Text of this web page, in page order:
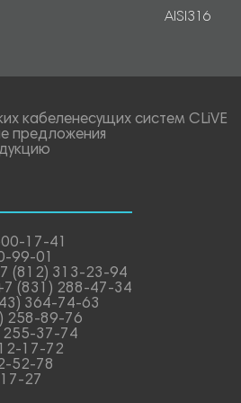
AISI316
кабеленесущих систем CLiVE
предложения
17-41
99-01
(812) 313-23-94
(831) 288-47-34
364-74-63
258-89-76
255-37-74
17-72
52-78
27